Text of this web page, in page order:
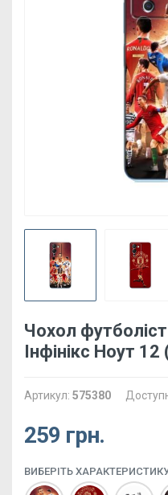
Чохол
Інфінікс Ноут 12
Артикул: 575380
259 грн.
ВИБЕРІТЬ